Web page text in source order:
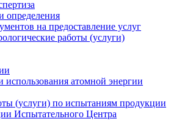
определения
на предоставление услуг
работы (услуги)
использования атомной энергии
(услуги) по испытаниям продукции
Испытательного Центра